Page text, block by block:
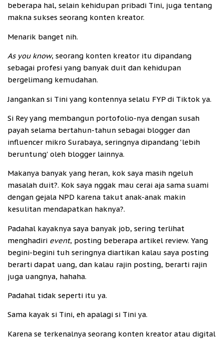
beberapa hal, selain kehidupan pribadi Tini, juga tentang
makna sukses seorang konten kreator.
Menarik banget nih.
As you know, seorang konten kreator itu dipandang
sebagai profesi yang banyak duit dan kehidupan
bergelimang kemudahan.
Jangankan si Tini yang kontennya selalu FYP di Tiktok ya.
Si Rey yang membangun portofolio-nya dengan susah
payah selama bertahun-tahun sebagai blogger dan
influencer mikro Surabaya, seringnya dipandang 'lebih
beruntung' oleh blogger lainnya.
Makanya banyak yang heran, kok saya masih ngeluh
masalah duit?. Kok saya nggak mau cerai aja sama suami
dengan gejala NPD karena takut anak-anak makin
kesulitan mendapatkan haknya?.
Padahal kayaknya saya banyak job, sering terlihat
menghadiri event, posting beberapa artikel review. Yang
begini-begini tuh seringnya diartikan kalau saya posting
berarti dapat uang, dan kalau rajin posting, berarti rajin
juga uangnya, hahaha.
Padahal tidak seperti itu ya.
Sama kayak si Tini, eh apalagi si Tini ya.
Karena se terkenalnya seorang konten kreator atau digital